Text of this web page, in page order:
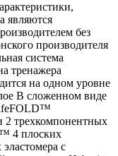
являются
без
производителя
система
тренажера
на одном уровне
В сложенном виде
2 трехкомпонентных
4 плоских
с